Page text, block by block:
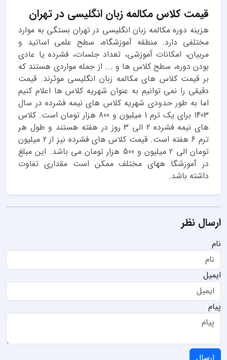
قیمت کلاس مکالمه زبان انگلیسی در تهران
هزینه دوره مکالمه زبان انگلیسی در تهران بستگی به موارد
مختلفی دارد. منطقه آموزشگاه، سطح علمی اساتید و
مربیان، امکانات آموزشی، تعداد جلسات، فشرده یا عادی
بودن دوره، سطح کلاس ها و ... از جمله مواردی هستند که
بر قیمت کلاس های مکالمه زبان انگلیسی موثرند. قیمت
دقیقی را نمی توانیم به عنوان شهریه کلاس ها اعلام کنیم
اما به طور حدودی شهریه کلاس های نیمه فشرده در سال
1403 برای یک ترم 1 میلیون و 800 هزار تومان است. کلاس
های نیمه فشرده 2 الی 3 روز در هفته هستند و طول هر
ترم 6 هفته است. قیمت کلاس های فشرده نیز از 2 میلیون
تومان الی 2 میلیون و 500 هزار تومان می باشد. این مبلغ
در آموزشگا ههای مختلف ممکن است مقداری تفاوت
داشته باشد.
ارسال نظر
نام
ایمیل
پیام